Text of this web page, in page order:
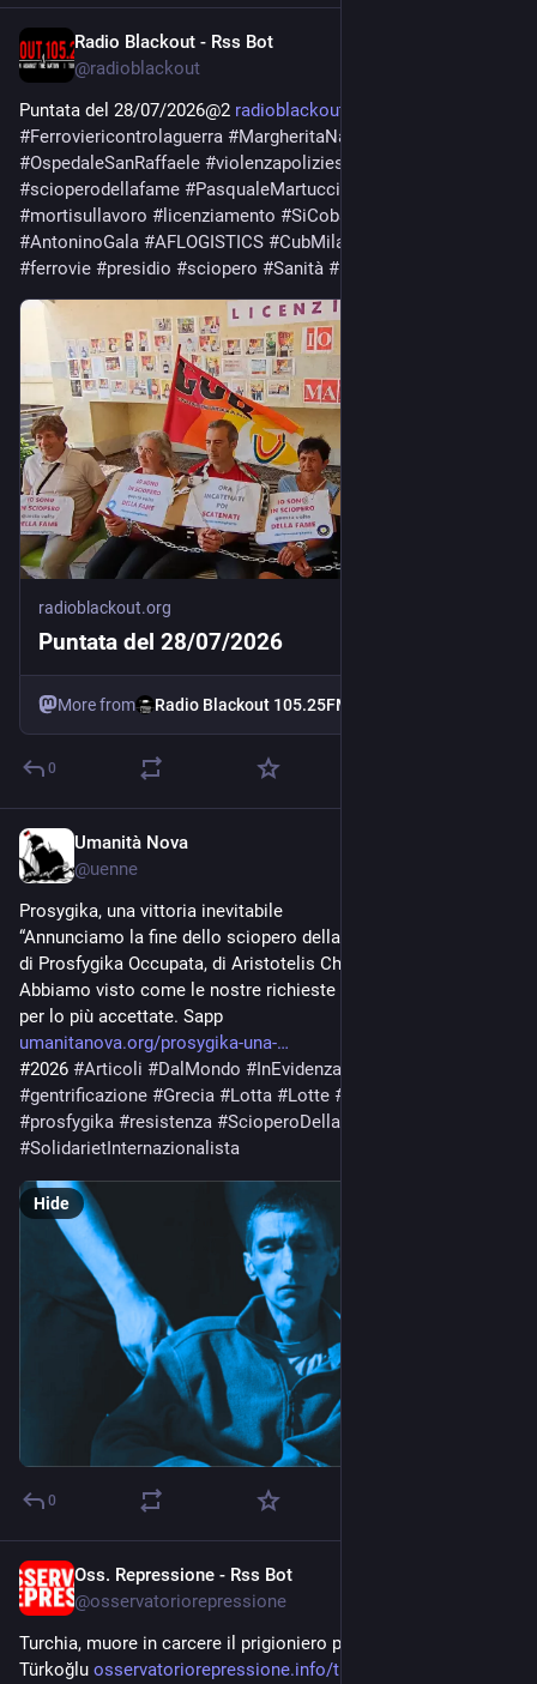
Radio Blackout - Rss Bot
@radioblackout
Puntata del 28/07/2026@2 radioblackout.org/podcast/punt
#Ferroviericontrolaguerra #MargheritaNapoletano
#OspedaleSanRaffaele #violenzapoliziesca
#scioperodellafame #PasqualeMartucci
#mortisullavoro # licenziamento #SiCobastorino
#AntoninoGala #AFLOGISTICS #CubMilano
#ferrovie #presidio #sciopero #Sanità #
radioblackout.org
Puntata del 28/07/2026
More from Radio Blackout 105.25FM
0
Umanità Nova
@uenne
Prosygika, una vittoria inevitabile
“Annunciamo la fine dello sciopero della fame della Comunità
di Prosfygika Occupata, di Aristotelis Chantzis e mio.
Abbiamo visto come le nostre richieste principali siano state
per lo più accettate. Sapp
umanitanova.org/prosygika-una-
#2026 #Articoli #DalMondo #InEvidenza
#gentrificazione #Grecia #Lotta #Lotte #
#prosfygika #resistenza #ScioperoDellaFame
#SolidarietInternazionalista
Hide
0
Oss. Repressione - Rss Bot
@osservatoriorepressione
Turchia, muore in carcere il prigioniero politico curdo Gürkan
Türkoğlu osservatoriorepressione.info/t